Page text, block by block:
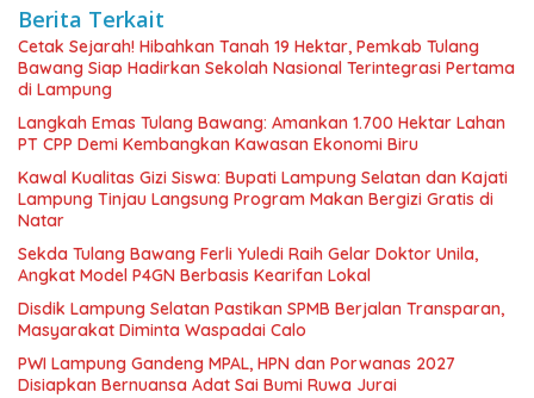
Berita Terkait
Cetak Sejarah! Hibahkan Tanah 19 Hektar, Pemkab Tulang
Bawang Siap Hadirkan Sekolah Nasional Terintegrasi Pertama
di Lampung
Langkah Emas Tulang Bawang: Amankan 1.700 Hektar Lahan
PT CPP Demi Kembangkan Kawasan Ekonomi Biru
Kawal Kualitas Gizi Siswa: Bupati Lampung Selatan dan Kajati
Lampung Tinjau Langsung Program Makan Bergizi Gratis di
Natar
Sekda Tulang Bawang Ferli Yuledi Raih Gelar Doktor Unila,
Angkat Model P4GN Berbasis Kearifan Lokal
Disdik Lampung Selatan Pastikan SPMB Berjalan Transparan,
Masyarakat Diminta Waspadai Calo
PWI Lampung Gandeng MPAL, HPN dan Porwanas 2027
Disiapkan Bernuansa Adat Sai Bumi Ruwa Jurai